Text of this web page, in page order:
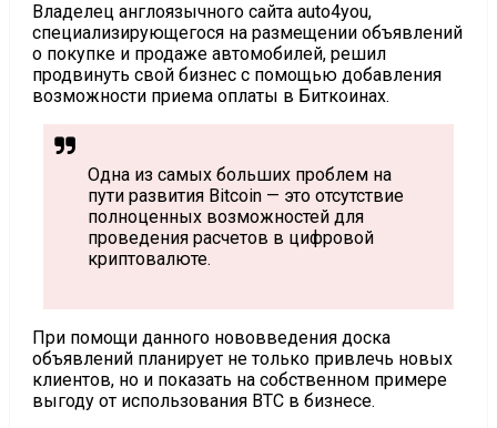
Владелец англоязычного сайта auto4you,
специализирующегося на размещении объявлений
о покупке и продаже автомобилей, решил
продвинуть свой бизнес с помощью добавления
возможности приема оплаты в Биткоинах.
Одна из самых больших проблем на
пути развития Bitcoin — это отсутствие
полноценных возможностей для
проведения расчетов в цифровой
криптовалюте.
При помощи данного нововведения доска
объявлений планирует не только привлечь новых
клиентов, но и показать на собственном примере
выгоду от использования BTC в бизнесе.